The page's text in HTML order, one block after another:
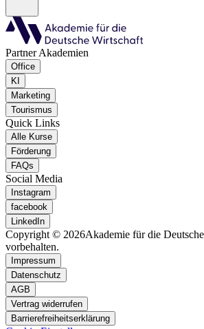
Partner Akademien
Office
KI
Marketing
Tourismus
Quick Links
Alle Kurse
Förderung
FAQs
Social Media
Instagram
facebook
LinkedIn
Copyright © 2026Akademie für die
vorbehalten.
Impressum
Datenschutz
AGB
Vertrag widerrufen
Barrierefreiheitserklärung